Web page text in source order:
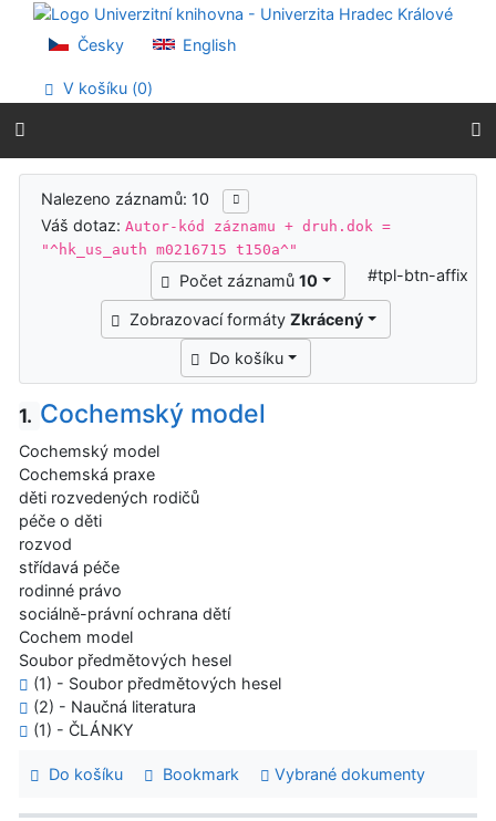
Přejít na obsah
Přejít na menu
Prohlášení o webové přístupnosti
Česky English
V košíku (0)
Výsledky vyhledávání
Nalezeno záznamů: 10
Váš dotaz:Autor-kód záznamu + druh.dok =
"^hk_us_auth m0216715 t150a^"
Počet záznamů 10
Zobrazovací formáty Zkrácený
Do košíku
#tpl-btn-affix
1. Cochemský model
Cochemský model
Cochemská praxe
děti rozvedených rodičů
péče o děti
rozvod
střídavá péče
rodinné právo
sociálně-právní ochrana dětí
Cochem model
Soubor předmětových hesel
(1) - Soubor předmětových hesel
(2) - Naučná literatura
(1) - ČLÁNKY
Do košíku Bookmark Vybrané dokumenty